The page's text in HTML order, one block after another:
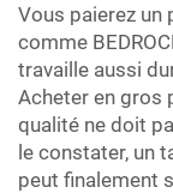
Vous paierez un
comme
travaille aussi
Acheter en gros
qualité ne doit
le constater, un
peut finalement